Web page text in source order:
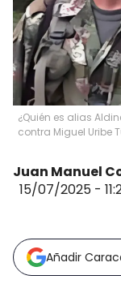
¿Quién es alias
contra Miguel Uribe
Juan Manuel
15/07/2025 -
Añadir